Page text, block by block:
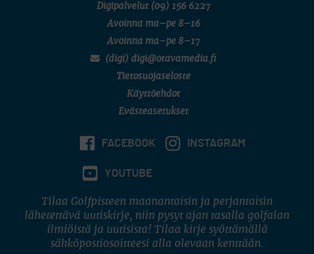
Digipalvelut (09) 156 6227
Avoinna ma–pe 8–16
Avoinna ma–pe 8–17
(digi) digi@otavamedia.fi
Tietosuojaseloste
Käyttöehdot
Evästeasetukset
FACEBOOK INSTAGRAM
YOUTUBE
Tilaa Golfpisteen maanantaisin ja perjantaisin
lähetettävä uutiskirje, niin pysyt ajan tasalla golfalan
ilmiöistä ja uutisista! Tilaa kirje syöttämällä
sähköpostiosoitteesi alla olevaan kenttään.